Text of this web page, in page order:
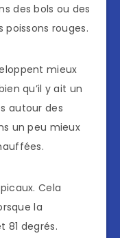
des bols ou des
rouges.
mieux
qu’il y ait un
autour des
un peu mieux
Cela
la
81 degrés.